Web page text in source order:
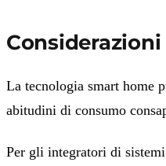
La tecnologia smart home
abitudini di consumo
Per gli integratori di